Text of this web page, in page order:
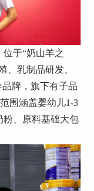
于“奶山羊之
、乳制品研发、
牌，旗下有子品
围涵盖婴幼儿1-3
粉、原料基础大包